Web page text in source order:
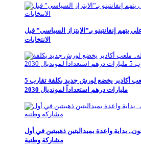
يتهم إنفانتينو بـ”الابتزاز السياسي” قبل
الانتخابات
بعد أقل من عام على تأهيله.. ملعب أكادير يخضع لورش جديد بكلفة تقارب 5
مليارات درهم استعداداً لمونديال 2030
بداية واعدة بميداليتين ذهبيتين في أول
مشاركة وطنية